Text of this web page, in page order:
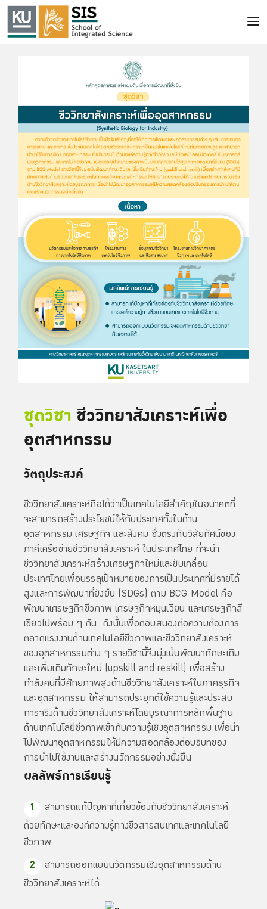
ชุดวิชา ชีววิทยาสังเคราะห์เพื่อ
อุตสาหกรรม
วัตถุประสงค์
ชีววิทยาสังเคราะห์ถือได้ว่าเป็นเทคโนโลยีสำคัญในอนาคตที่
จะสามารถสร้างประโยชน์ให้กับประเทศทั้งในด้าน
อุตสาหกรรม เศรษฐกิจ และสังคม ซึ่งตรงกับวิสัยทัศน์ของ
ภาคีเครือข่ายชีววิทยาสังเคราะห์ ในประเทศไทย ที่จะนำ
ชีววิทยาสังเคราะห์สร้างเศรษฐกิจใหม่และขับเคลื่อน
ประเทศไทยเพื่อบรรลุเป้าหมายของการเป็นประเทศที่มีรายได้
สูงและการพัฒนาที่ยังยืน (SDGs) ตาม BCG Model คือ
พัฒนาเศรษฐกิจชีวภาพ เศรษฐกิจหมุนเวียน และเศรษฐกิจสี
เขียวไปพร้อม ๆ กัน ดังนั้นเพื่อตอบสนองต่อความต้องการ
ตลาดแรงงานด้านเทคโนโลยีชีวภาพและชีววิทยาสังเคราะห์
ของอุตสาหกรรมต่าง ๆ รายวิชานี้จึงมุ่งเน้นพัฒนาทักษะเดิม
และเพิ่มเติมทักษะใหม่ (upskill and reskill) เพื่อสร้าง
กำลังคนที่มีศักยภาพสูงด้านชีววิทยาสังเคราะห์ในภาคธุรกิจ
และอุตสาหกรรม ให้สามารถประยุกต์ใช้ความรู้และประสบ
การจริงด้านชีววิทยาสังเคราะห์โดยบูรณาการหลักพื้นฐาน
ด้านเทคโนโลยีชีวภาพเข้ากับความรู้เชิงอุตสาหกรรม เพื่อนำ
ไปพัฒนาอุตสาหกรรมให้มีความสอดคล้องต่อบริบทของ
การนำไปใช้งานและสร้างนวัตกรรมอย่างยั่งยืน
ผลลัพธ์การเรียนรู้
สามารถแก้ปัญหาที่เกี่ยวข้องกับชีววิทยาสังเคราะห์
ด้วยทักษะและองค์ความรู้ทางชีวสารสนเทศและเทคโนโลยี
ชีวภาพ
สามารถออกแบบนวัตกรรมเชิงอุตสาหกรรมด้าน
ชีววิทยาสังเคราะห์ได้